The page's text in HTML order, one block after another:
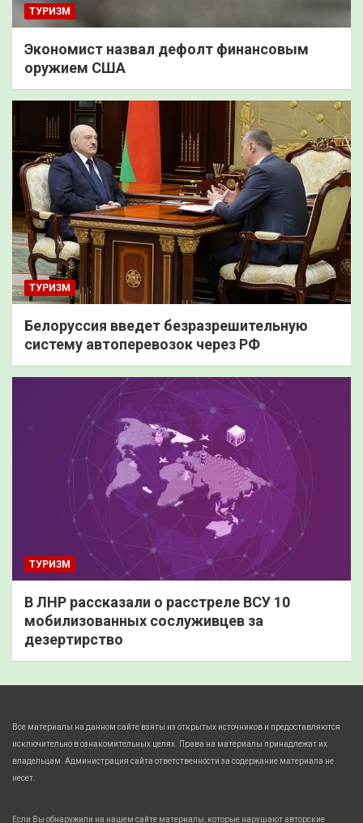
ТУРИЗМ
Экономист назвал дефолт финансовым
оружием США
ТУРИЗМ
Белоруссия введет безразрешительную
систему автоперевозок через РФ
ТУРИЗМ
В ЛНР рассказали о расстреле ВСУ 10
мобилизованных сослуживцев за
дезертирство
Все материалы на данном сайте взяты из открытых источников и предоставляются
исключительно в ознакомительных целях. Права на материалы принадлежат их
владельцам. Администрация сайта ответственности за содержание материала не
несет.
Если Вы обнаружили на нашем сайте материалы, которые нарушают авторские